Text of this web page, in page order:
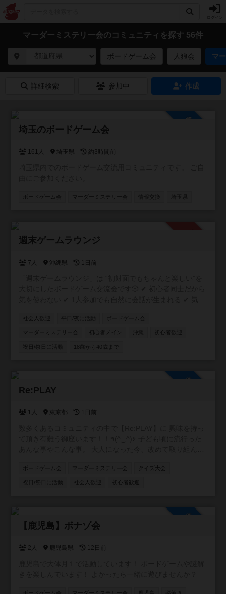
マーダーミステリー会のコミュニティを探す 56件
ボードゲーム会 人狼会 マ
詳細検索 参加中 作成
埼玉のボードゲーム会
161人 埼玉県 約3時間前
ボードゲーム会 マーダーミステリー会 情報交換
週末ゲームラウンジ
7人 沖縄県 1日前
間を作っています。 20〜30代中心で、特に“新しい友達が
ほしい社会人”にぴったり。 「ボドゲやったことないけど大
せん！ 主催者へのご連絡・お問い合わせは、コミュニティ
社会人歓迎 平日/夜に活動 ボードゲーム会
マーダーミステリー会 初心者メイン 沖縄 初心者歓迎
祝日/祭日に活動 18歳から40歳まで
Re:PLAY
1人 東京都 1日前
ンセプトのコミュニティです！！ 主に懐かしい遊びや、 流
行ってはいたけど結局やれずじまいだったこと、 あの当時
逃走中、クイズ大会、 缶蹴りに紙飛行機飛ばしなどな
ど！！ ありとあらゆるコンテンツを シーズンと会場によっ
て 横の繋がりを作って貰えたら（＾Ｏ＾☆♪ 基本的に利益
ボードゲーム会 マーダーミステリー会 クイズ大会
祝日/祭日に活動 社会人歓迎 初心者歓迎
【鹿児島】ボナゾ会
2人 鹿児島県 12日前